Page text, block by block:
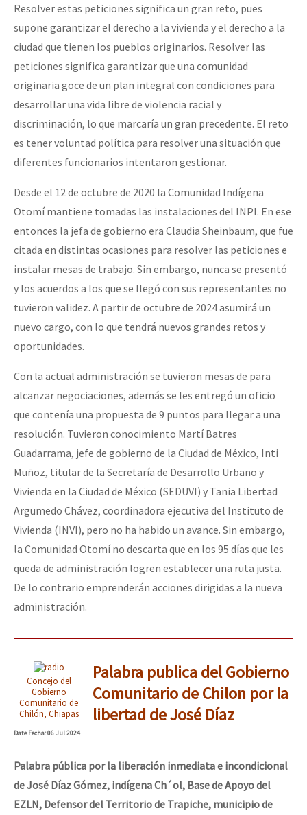
COVID-19
Eventos
Contacto
Resolver estas peticiones significa un gran reto, pues
supone garantizar el derecho a la vivienda y el derecho a la
ciudad que tienen los pueblos originarios. Resolver las
peticiones significa garantizar que una comunidad
originaria goce de un plan integral con condiciones para
desarrollar una vida libre de violencia racial y
discriminación, lo que marcaría un gran precedente. El reto
es tener voluntad política para resolver una situación que
diferentes funcionarios intentaron gestionar.
Desde el 12 de octubre de 2020 la Comunidad Indígena
Otomí mantiene tomadas las instalaciones del INPI. En ese
entonces la jefa de gobierno era Claudia Sheinbaum, que fue
citada en distintas ocasiones para resolver las peticiones e
instalar mesas de trabajo. Sin embargo, nunca se presentó
y los acuerdos a los que se llegó con sus representantes no
tuvieron validez. A partir de octubre de 2024 asumirá un
nuevo cargo, con lo que tendrá nuevos grandes retos y
oportunidades.
Con la actual administración se tuvieron mesas de para
alcanzar negociaciones, además se les entregó un oficio
que contenía una propuesta de 9 puntos para llegar a una
resolución. Tuvieron conocimiento Martí Batres
Guadarrama, jefe de gobierno de la Ciudad de México, Inti
Muñoz, titular de la Secretaría de Desarrollo Urbano y
Vivienda en la Ciudad de México (SEDUVI) y Tania Libertad
Argumedo Chávez, coordinadora ejecutiva del Instituto de
Vivienda (INVI), pero no ha habido un avance. Sin embargo,
la Comunidad Otomí no descarta que en los 95 días que les
queda de administración logren establecer una ruta justa.
De lo contrario emprenderán acciones dirigidas a la nueva
administración.
Concejo del
Gobierno
Comunitario de
Chilón, Chiapas
Palabra publica del Gobierno
Comunitario de Chilon por la
libertad de José Díaz
DateFecha: 06 Jul 2024
Palabra pública por la liberación inmediata e incondicional
de José Díaz Gómez, indígena Ch´ol, Base de Apoyo del
EZLN, Defensor del Territorio de Trapiche, municipio de